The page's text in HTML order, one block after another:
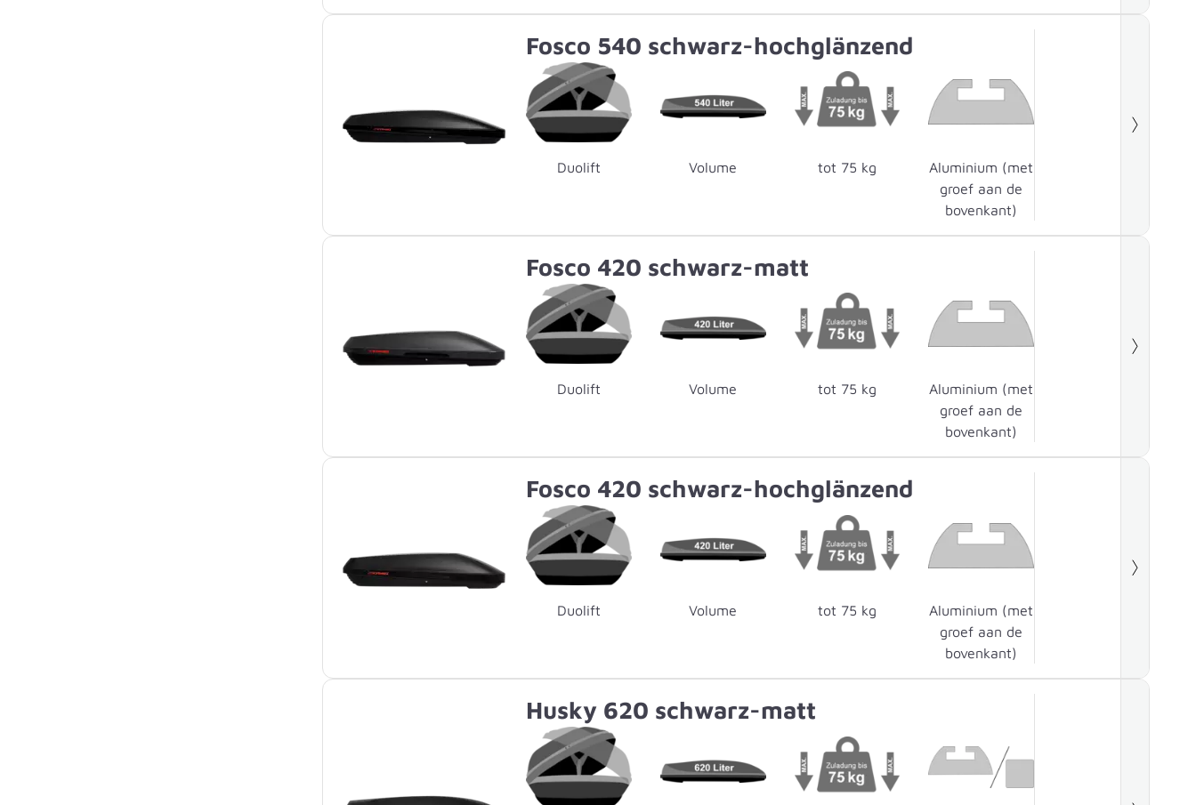
Fosco 540 schwarz-hochglänzend
Duolift Volume tot 75 kg
Aluminium (met
groef aan de
bovenkant)
Fosco 420 schwarz-matt
Duolift Volume tot 75 kg
Aluminium (met
groef aan de
bovenkant)
Fosco 420 schwarz-hochglänzend
Duolift Volume tot 75 kg
Aluminium (met
groef aan de
bovenkant)
Husky 620 schwarz-matt